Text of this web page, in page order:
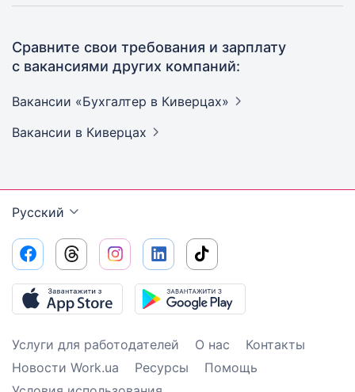
Сравните свои требования и зарплату
с вакансиями других компаний:
Вакансии «Бухгалтер в Киверцах»
Вакансии в Киверцах
Русский
Услуги для работодателей О нас
Контакты
Новости Work.ua
Ресурсы
Помощь